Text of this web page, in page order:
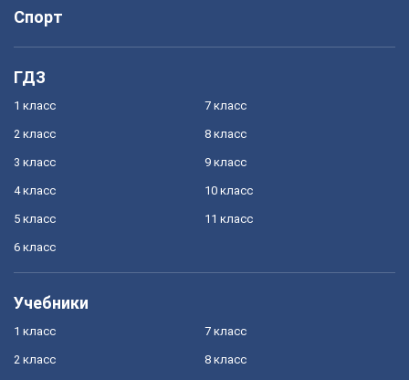
Спорт
ГДЗ
1 класс
2 класс
3 класс
4 класс
5 класс
6 класс
7 класс
8 класс
9 класс
10 класс
11 класс
Учебники
1 класс
2 класс
7 класс
8 класс